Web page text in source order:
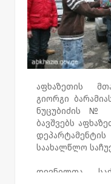
განხორციელდა,
ჩასახლების
მცხოვრებმა
მონაწილეობა.
აფხაზეთის
გიორგი
ნუცუბიძის №
ბავშვებს
საახალწლო
დევნილთა